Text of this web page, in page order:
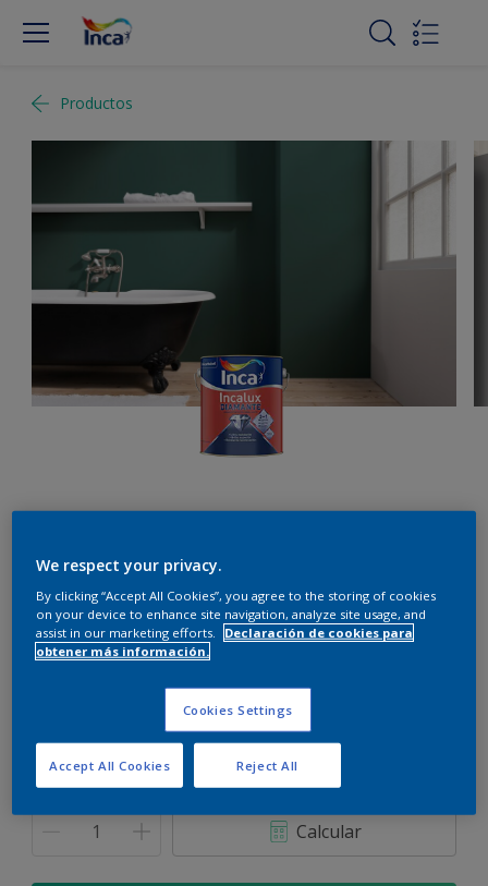
Productos
Cielo Tempestuoso - 50GG 15/099
Cambiar de color
900 ML
Cantidad Calculadora de pintura
Calcular
We respect your privacy.
By clicking “Accept All Cookies”, you agree to the storing of cookies
on your device to enhance site navigation, analyze site usage, and
assist in our marketing efforts.
Declaración de cookies para
obtener más información.
Cookies Settings
Reject All
Accept All Cookies